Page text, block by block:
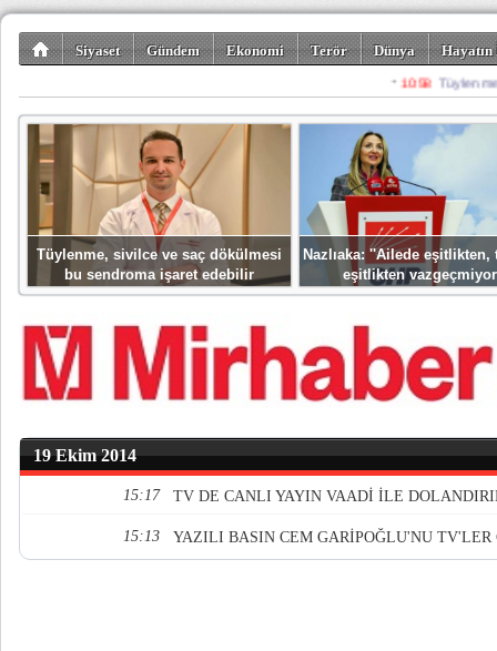
Siyaset Gündem Ekonomi Terör Dünya
Spor Misafir
Tüylenme, sivilce ve saç dökülmesi
bu sendroma işaret edebilir
Nazlıaka: ''Ailede eşitlikten,
eşitlikten
19 Ekim 2014
15:17 TV DE CANLI YAYIN VAADİ İLE
15:13 YAZILI BASIN CEM GARİPOĞLU'NU